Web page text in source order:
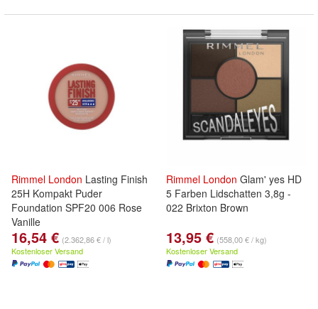
Rimmel London Lasting Finish
25H Kompakt Puder
Foundation SPF20 006 Rose
Vanille
16,54 € (2.362,86 € / l)
Kostenloser Versand
Rimmel London Glam' yes HD
5 Farben Lidschatten 3,8g -
022 Brixton Brown
13,95 € (558,00 € / kg)
Kostenloser Versand